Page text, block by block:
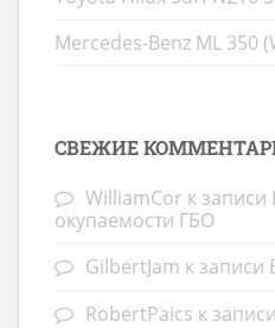
Mercedes-Benz ML 350
СВЕЖИЕ
WilliamCor к записи
окупаемости ГБО
GilbertJam к записи
RobertPaics к записи